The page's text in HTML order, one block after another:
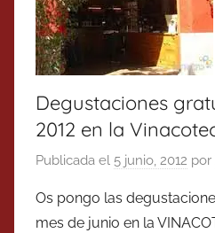
Degustaciones
2012 en la
Publicada el 5 junio, 2012 por
Os pongo las
mes de junio en la